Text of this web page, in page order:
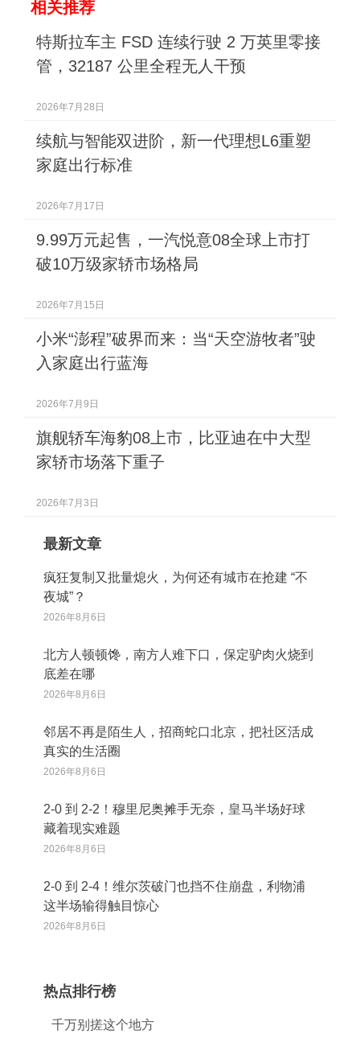
相关推荐
特斯拉车主 FSD 连续行驶 2 万英里零接
管，32187 公里全程无人干预
2026年7月28日
续航与智能双进阶，新一代理想L6重塑
家庭出行标准
2026年7月17日
9.99万元起售，一汽悦意08全球上市打
破10万级家轿市场格局
2026年7月15日
小米“澎程”破界而来：当“天空游牧者”驶
入家庭出行蓝海
2026年7月9日
旗舰轿车海豹08上市，比亚迪在中大型
家轿市场落下重子
2026年7月3日
最新文章
疯狂复制又批量熄火，为何还有城市在抢建 “不
夜城”？
2026年8月6日
北方人顿顿馋，南方人难下口，保定驴肉火烧到
底差在哪
2026年8月6日
邻居不再是陌生人，招商蛇口北京，把社区活成
真实的生活圈
2026年8月6日
2‑0 到 2‑2！穆里尼奥摊手无奈，皇马半场好球
藏着现实难题
2026年8月6日
2‑0 到 2‑4！维尔茨破门也挡不住崩盘，利物浦
这半场输得触目惊心
2026年8月6日
热点排行榜
千万别搓这个地方